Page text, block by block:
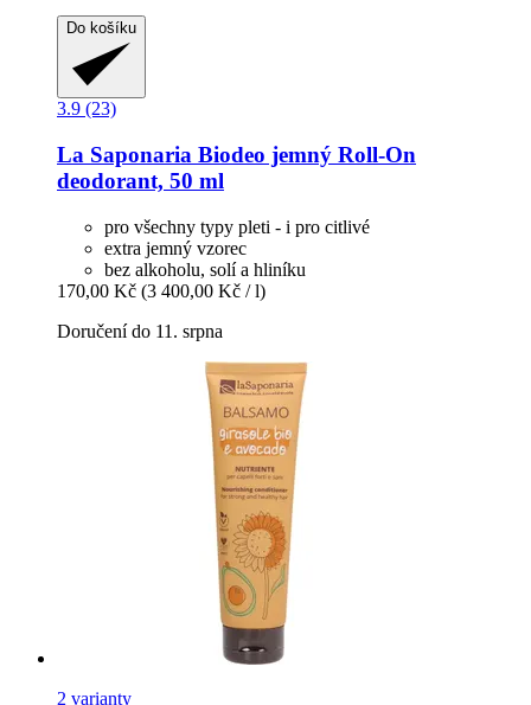
Do košíku
3.9 (23)
La Saponaria Biodeo jemný Roll-​On
deodorant, 50 ml
pro všechny typy pleti - i pro citlivé
extra jemný vzorec
bez alkoholu, solí a hliníku
170,00 Kč (3 400,00 Kč / l)
Doručení do 11. srpna
2 varianty